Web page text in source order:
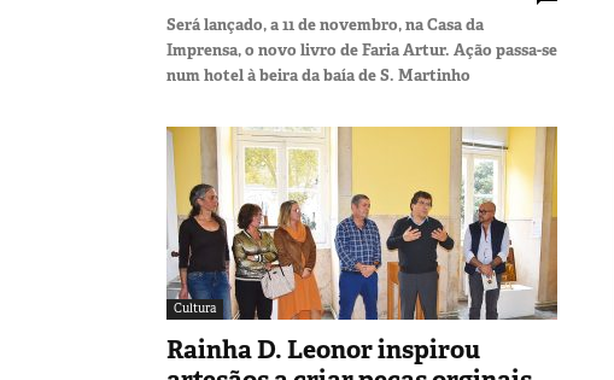
Será lançado, a 11 de novembro, na Casa da
Imprensa, o novo livro de Faria Artur. Ação passa-se
num hotel à beira da baía de S. Martinho
Cultura
Rainha D. Leonor inspirou